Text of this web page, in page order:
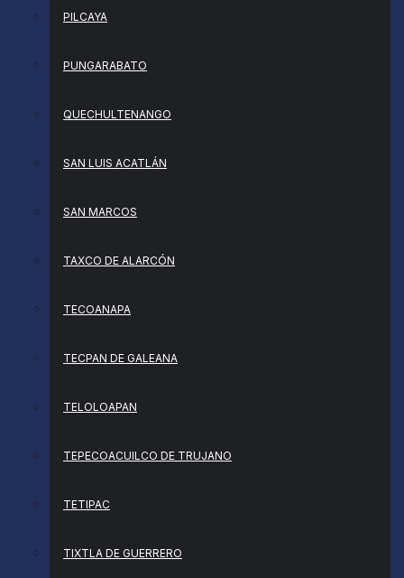
PILCAYA
PUNGARABATO
QUECHULTENANGO
SAN LUIS ACATLÁN
SAN MARCOS
TAXCO DE ALARCÓN
TECOANAPA
TECPAN DE GALEANA
TELOLOAPAN
TEPECOACUILCO DE TRUJANO
TETIPAC
TIXTLA DE GUERRERO